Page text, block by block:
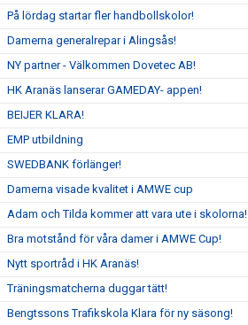
På lördag startar fler handbollskolor!
Damerna generalrepar i Alingsås!
NY partner - Välkommen Dovetec AB!
HK Aranäs lanserar GAMEDAY- appen!
BEIJER KLARA!
EMP utbildning
SWEDBANK förlänger!
Damerna visade kvalitet i AMWE cup
Adam och Tilda kommer att vara ute i skolorna!
Bra motstånd för våra damer i AMWE Cup!
Nytt sportråd i HK Aranäs!
Träningsmatcherna duggar tätt!
Bengtssons Trafikskola Klara för ny säsong!